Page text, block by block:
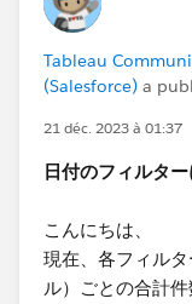
Tableau
(Salesforce) a
21 déc. 2023 à 01:37
日付のフィルタ
こんにちは、
現在、各フィル
ル）ごとの合計